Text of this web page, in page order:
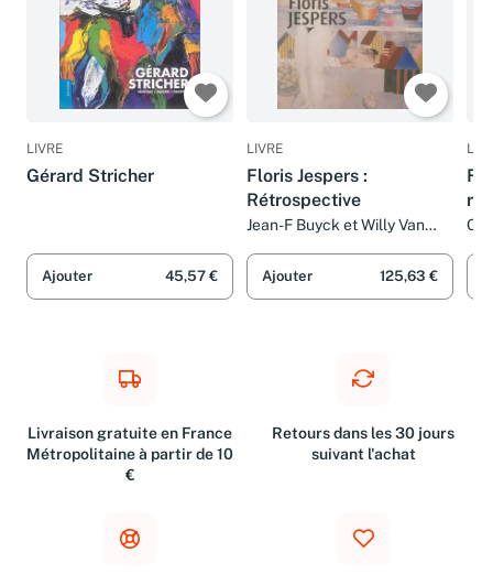
LIVRE
Gérard Stricher
Ajouter 45,57 €
LIVRE
Floris Jespers :
Rétrospective
Jean-F Buyck et Willy Van
Ajouter 125,63 €
Livraison gratuite en France
Métropolitaine à partir de 10
€
Retours dans les 30 jours
suivant l'achat